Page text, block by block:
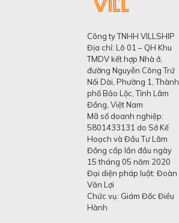
Công ty TNHH VILLSHIP
Địa chỉ: Lô 01 – QH Khu
TMDV kết hợp Nhà ở,
đường Nguyễn Công Trứ
Nối Dài, Phường 1, Thành
phố Bảo Lộc, Tỉnh Lâm
Đồng, Việt Nam
Mã số doanh nghiệp:
5801433131 do Sở Kế
Hoạch và Đầu Tư Lâm
Đồng cấp lần đầu ngày
15 tháng 05 năm 2020
Đại diện pháp luật: Đoàn
Văn Lợi
Chức vụ: Giám Đốc Điều
Hành